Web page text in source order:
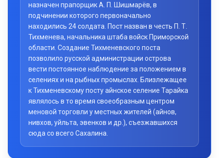
назначен прапорщик А. П. Шишмарёв, в
подчинении которого первоначально
находились 24 солдата. Пост назван в честь П. Т.
Тихменева, начальника штаба войск Приморской
области. Создание Тихменевского поста
позволило русской администрации острова
вести постоянное наблюдение за положением в
селениях и на рыбных промыслах. Близлежащее
к Тихменевскому посту айнское селение Тарайка
являлось в то время своеобразным центром
меновой торговли у местных жителей (айнов,
нивхов, уйльта, эвенков и др.), съезжавшихся
сюда со всего Сахалина.